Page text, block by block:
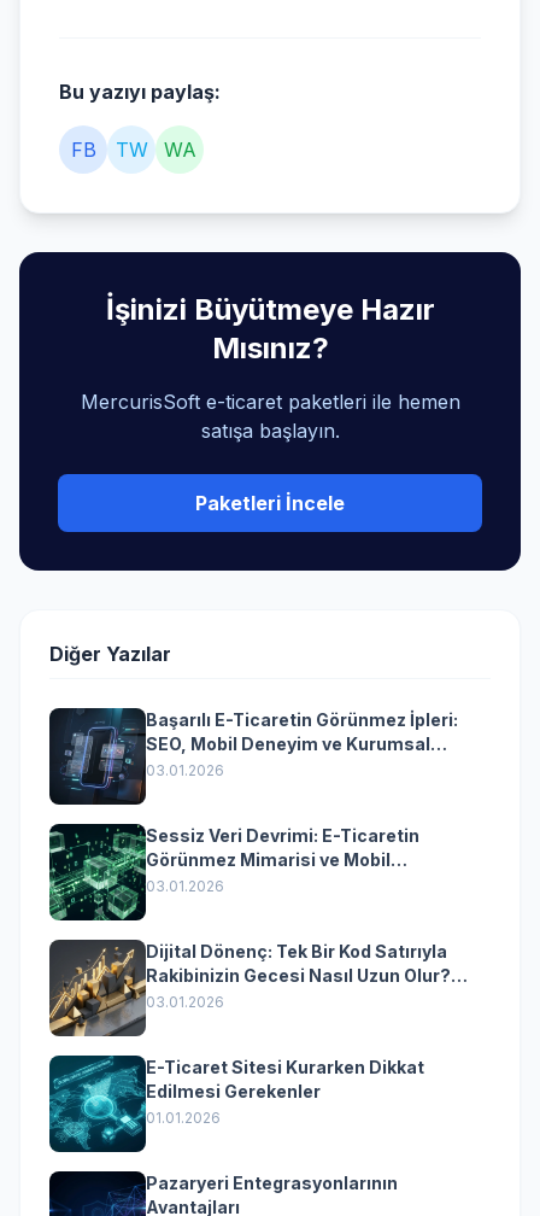
Bu yazıyı paylaş:
FB TW WA
İşinizi Büyütmeye Hazır
Mısınız?
MercurisSoft e-ticaret paketleri ile hemen
satışa başlayın.
Paketleri İncele
Diğer Yazılar
Başarılı E-Ticaretin Görünmez İpleri:
SEO, Mobil Deneyim ve Kurumsal
Yazılımın Kazandıran Senkronizasyonu
03.01.2026
Sessiz Veri Devrimi: E-Ticaretin
Görünmez Mimarisi ve Mobil
Dönüşümün Kurumsal Anahtarı
03.01.2026
Dijital Dönenç: Tek Bir Kod Satırıyla
Rakibinizin Gecesi Nasıl Uzun Olur?
(Kurumsal Yazılımın Güçlü Rolü)
03.01.2026
E-Ticaret Sitesi Kurarken Dikkat
Edilmesi Gerekenler
01.01.2026
Pazaryeri Entegrasyonlarının
Avantajları